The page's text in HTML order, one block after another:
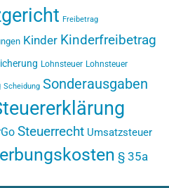
Freibetrag
Kinder Kinderfreibetrag
Lohnsteuer Lohnsteuer
Scheidung Sonderausgaben
Steuerrecht Umsatzsteuer
§ 35a